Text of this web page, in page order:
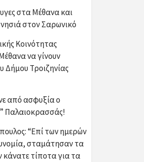
στα Μέθανα και
στον Σαρωνικό
Κοινότητας
να γίνουν
Δήμου Τροιζηνίας
από ασφυξία ο
Παλαιοκρασσάς!
“Επί των ημερών
σταμάτησαν τα
κάνατε τίποτα για τα